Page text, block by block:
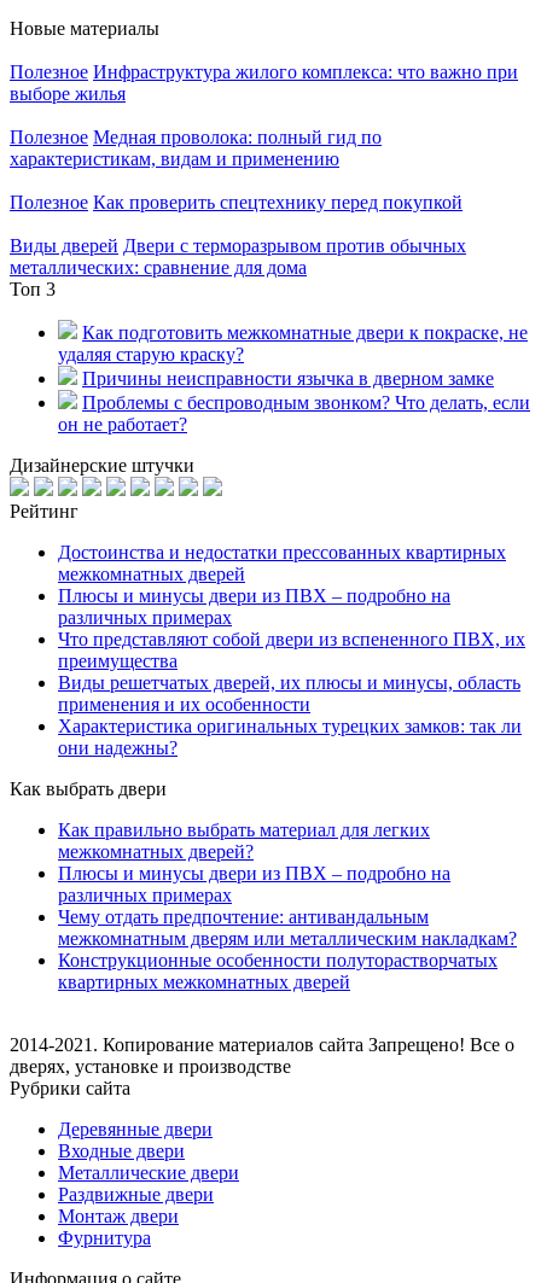
Новые материалы
Полезное Инфраструктура жилого комплекса: что важно при
выборе жилья
Полезное Медная проволока: полный гид по
характеристикам, видам и применению
Полезное Как проверить спецтехнику перед покупкой
Виды дверей Двери с терморазрывом против обычных
металлических: сравнение для дома
Топ 3
Как подготовить межкомнатные двери к покраске, не
удаляя старую краску?
Причины неисправности язычка в дверном замке
Проблемы с беспроводным звонком? Что делать, если
он не работает?
Дизайнерские штучки
Рейтинг
Достоинства и недостатки прессованных квартирных
межкомнатных дверей
Плюсы и минусы двери из ПВХ – подробно на
различных примерах
Что представляют собой двери из вспененного ПВХ, их
преимущества
Виды решетчатых дверей, их плюсы и минусы, область
применения и их особенности
Характеристика оригинальных турецких замков: так ли
они надежны?
Как выбрать двери
Как правильно выбрать материал для легких
межкомнатных дверей?
Плюсы и минусы двери из ПВХ – подробно на
различных примерах
Чему отдать предпочтение: антивандальным
межкомнатным дверям или металлическим накладкам?
Конструкционные особенности полуторастворчатых
квартирных межкомнатных дверей
2014-2021. Копирование материалов сайта Запрещено! Все о
дверях, установке и производстве
Рубрики сайта
Деревянные двери
Входные двери
Металлические двери
Раздвижные двери
Монтаж двери
Фурнитура
Информация о сайте